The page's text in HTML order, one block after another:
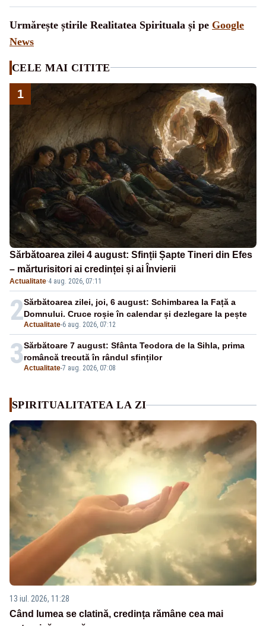
Urmărește știrile Realitatea Spirituala și pe Google
News
CELE MAI CITITE
1
Sărbătoarea zilei 4 august: Sfinții Șapte Tineri din Efes
– mărturisitori ai credinței și ai Învierii
Actualitate·4 aug. 2026, 07:11
2Actualitate-6 aug. 2026, 07:12
Sărbătoarea zilei, joi, 6 august: Schimbarea la Față a
Domnului. Cruce roșie în calendar și dezlegare la pește
3Actualitate-7 aug. 2026, 07:08
Sărbătoare 7 august: Sfânta Teodora de la Sihla, prima
româncă trecută în rândul sfinților
SPIRITUALITATEA LA ZI
13 iul. 2026, 11:28
Când lumea se clatină, credința rămâne cea mai